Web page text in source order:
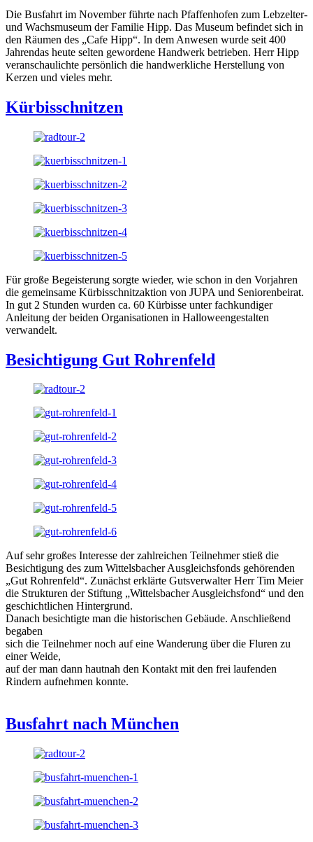
Die Busfahrt im November führte nach Pfaffenhofen zum Lebzelter-
und Wachsmuseum der Familie Hipp. Das Museum befindet sich in
den Räumen des „Cafe Hipp“. In dem Anwesen wurde seit 400
Jahrendas heute selten gewordene Handwerk betrieben. Herr Hipp
veranschaulichte persönlich die handwerkliche Herstellung von
Kerzen und vieles mehr.
Kürbisschnitzen
Für große Begeisterung sorgte wieder, wie schon in den Vorjahren
die gemeinsame Kürbisschnitzaktion von JUPA und Seniorenbeirat.
In gut 2 Stunden wurden ca. 60 Kürbisse unter fachkundiger
Anleitung der beiden Organisationen in Halloweengestalten
verwandelt.
Besichtigung Gut Rohrenfeld
Auf sehr großes Interesse der zahlreichen Teilnehmer stieß die
Besichtigung des zum Wittelsbacher Ausgleichsfonds gehörenden
„Gut Rohrenfeld“. Zunächst erklärte Gutsverwalter Herr Tim Meier
die Strukturen der Stiftung „Wittelsbacher Ausgleichsfond“ und den
geschichtlichen Hintergrund.
Danach besichtigte man die historischen Gebäude. Anschließend
begaben
sich die Teilnehmer noch auf eine Wanderung über die Fluren zu
einer Weide,
auf der man dann hautnah den Kontakt mit den frei laufenden
Rindern aufnehmen konnte.
Busfahrt nach München